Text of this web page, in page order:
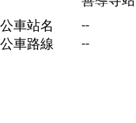
公車站名
--
公車路線
--